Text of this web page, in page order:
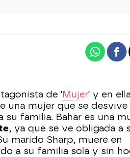
de 'Mujer' y en
una mujer que se
familia. Bahar es una
, ya que se ve obligada a
marido Sharp, muere en
a su familia sola y sin